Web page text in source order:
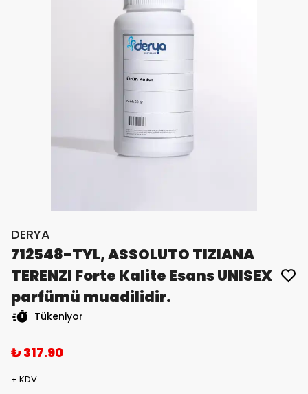
DERYA
712548-TYL, ASSOLUTO TIZIANA
TERENZI Forte Kalite Esans UNISEX
parfümü muadilidir.
Tükeniyor
₺ 317.90
+ KDV